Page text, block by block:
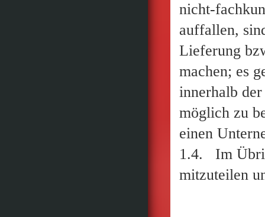
nicht-
auffallen,
Lieferung
machen; es
innerhalb
möglich zu
einen
1.4. Im
mitzuteilen